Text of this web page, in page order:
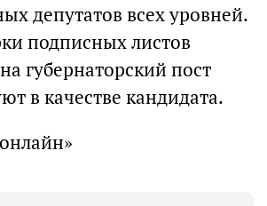
депутатов всех уровней.
подписных листов
губернаторский пост
в качестве кандидата.